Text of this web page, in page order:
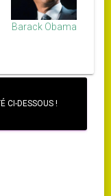
Barack Obama
CI-DESSOUS !